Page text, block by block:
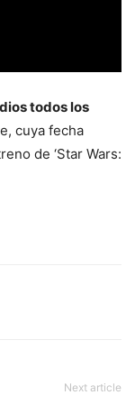
todos los
cuya fecha
de ‘Star Wars:
Next article